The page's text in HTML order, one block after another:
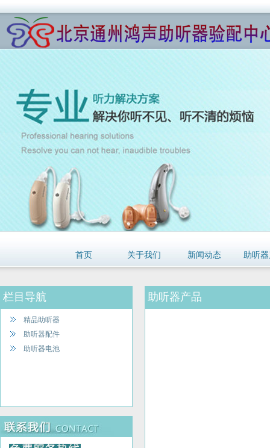
首页 关于我们 新闻动态 助听
栏目导航
精品助听器
助听器配件
助听器电池
助听器产品